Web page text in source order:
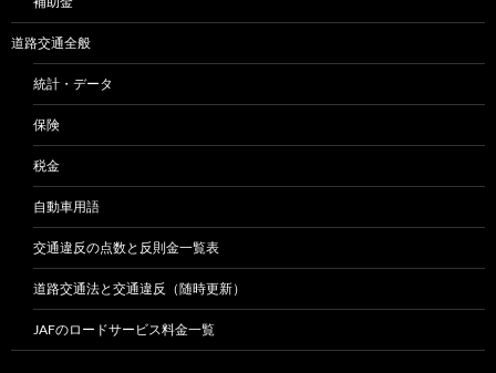
道路交通全般
統計・データ
保険
税金
自動車用語
交通違反の点数と反則金一覧表
道路交通法と交通違反（随時更新）
JAFのロードサービス料金一覧